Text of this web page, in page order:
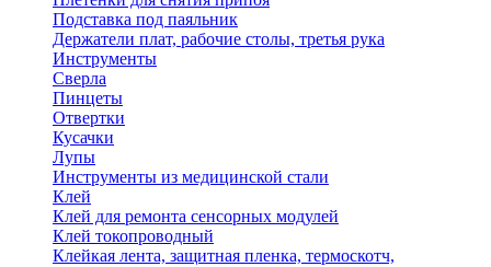
Подставка под паяльник
Держатели плат, рабочие столы, третья рука
Инструменты
Сверла
Пинцеты
Отвертки
Кусачки
Лупы
Инструменты из медицинской стали
Клей
Клей для ремонта сенсорных модулей
Клей токопроводный
Клейкая лента, защитная пленка, термоскотч,